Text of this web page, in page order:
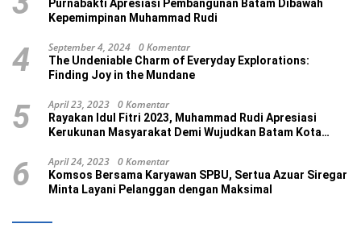
Purnabakti Apresiasi Pembangunan Batam Dibawah
Kepemimpinan Muhammad Rudi
4 September 4, 2024 0 Komentar
The Undeniable Charm of Everyday Explorations:
Finding Joy in the Mundane
5 April 23, 2023 0 Komentar
Rayakan Idul Fitri 2023, Muhammad Rudi Apresiasi
Kerukunan Masyarakat Demi Wujudkan Batam Kota
6 April 24, 2023 0 Komentar
Komsos Bersama Karyawan SPBU, Sertua Azuar Siregar
Minta Layani Pelanggan dengan Maksimal